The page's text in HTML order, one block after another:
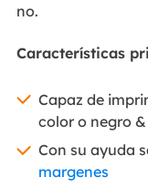
no.
Características
Capaz de
color o negro
Con su ayuda
margenes